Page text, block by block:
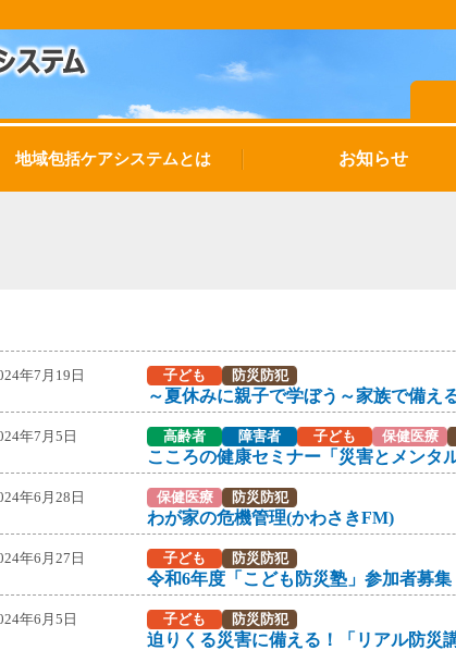
地域包括ケアシステムとは お知らせ
年7月19日 子ども 防災防犯
～夏休みに親子で学ぼう～家族で備え
年7月5日 高齢者 障害者 子ども 保健医療
年6月28日 保健医療 防災防犯
わが家の危機管理(かわさきFM)
年6月27日 子ども 防災防犯
令和6年度「こども防災塾」参加者募集
年6月5日 子ども 防災防犯
迫りくる災害に備える！「リアル防災